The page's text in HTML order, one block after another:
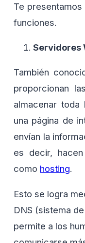
Te
funciones.
Servidores
También
proporcionan
almacenar toda
una página de
envían la
es decir,
como hosting.
Esto se logra
DNS (sistema
permite a los